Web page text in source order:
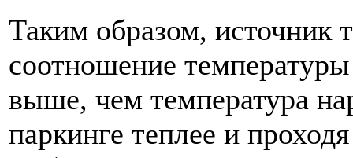
Таким образом, источник
соотношение
выше, чем температура
паркинге теплее и